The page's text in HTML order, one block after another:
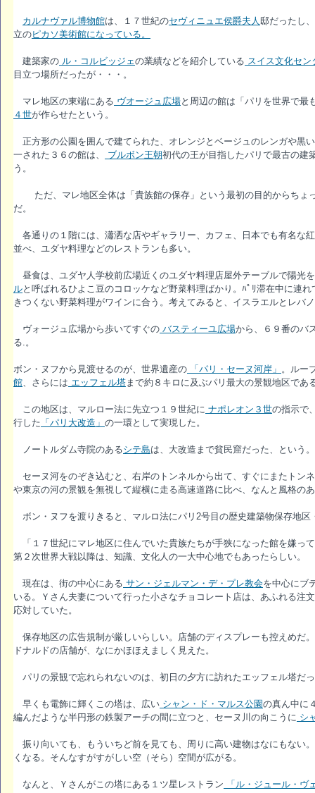
カルナヴァル博物館は、１７世紀のセヴィニュエ侯爵夫人邸だったし
立のピカソ美術館になっている。
建築家の ル・コルビッジェの業績などを紹介している スイス文化セン
目立つ場所だったが・・・。
マレ地区の東端にある ヴオージュ広場と周辺の館は「パリを世界で最
４世が作らせたという。
正方形の公園を囲んで建てられた、オレンジとベージュのレンガや黒
一された３６の館は、
ブルボン王朝初代の王が目指したパリで最古の建
う。
ただ、マレ地区全体は「貴族館の保存」という最初の目的からちょ
だ。
各通りの１階には、瀟洒な店やギャラリー、カフェ、日本でも有名な
並べ、ユダヤ料理などのレストランも多い。
昼食は、ユダヤ人学校前広場近くのユダヤ料理店屋外テーブルで陽光
ルと呼ばれるひよこ豆のコロッケなど野菜料理ばかり。ﾊﾟﾘ滞在中に連
きつくない野菜料理がワインに合う。考えてみると、イスラエルとレバ
ヴォージュ広場から歩いてすぐの バスティーユ広場から、６９番のバ
る.。
ボン・ヌフから見渡せるのが、世界遺産の 「パリ・セーヌ河岸」 。ルー
館、さらには エッフェル塔まで約８キロに及ぶパリ最大の景観地区であ
この地区は、マルロー法に先立つ１９世紀に ナポレオン３世の指示で
行した 「パリ大改造」 の一環として実現した。
ノートルダム寺院のあるシテ島は、大改造まで貧民窟だった、という。
セーヌ河をのぞき込むと、右岸のトンネルから出て、すぐにまたトン
や東京の河の景観を無視して縦横に走る高速道路に比べ、なんと風格の
ボン・ヌフを渡りきると、マルロ法にパリ2号目の歴史建築物保存地区
「１７世紀にマレ地区に住んでいた貴族たちが手狭になった館を嫌っ
第２次世界大戦以降は、知識、文化人の一大中心地でもあったらしい。
現在は、街の中心にある サン・ジェルマン・デ・プレ教会を中心にブ
いる。Ｙさん夫妻について行った小さなチョコレート店は、あふれる注
応対していた。
保存地区の広告規制が厳しいらしい。店舗のディスプレーも控えめだ
ドナルドの店舗が、なにかほほえましく見えた。
パリの景観で忘れられないのは、初日の夕方に訪れたエッフェル塔だ
早くも電飾に輝くこの塔は、広い シャン・ド・マルス公園の真ん中に
編んだような半円形の鉄製アーチの間に立つと、セーヌ川の向こうに シ
振り向いても、もういちど前を見ても、周りに高い建物はなにもない
くなる。そんなすがすがしい空（そら）空間が広がる。
なんと、Ｙさんがこの塔にある１ツ星レストラン 「ル・ジュール・ヴ